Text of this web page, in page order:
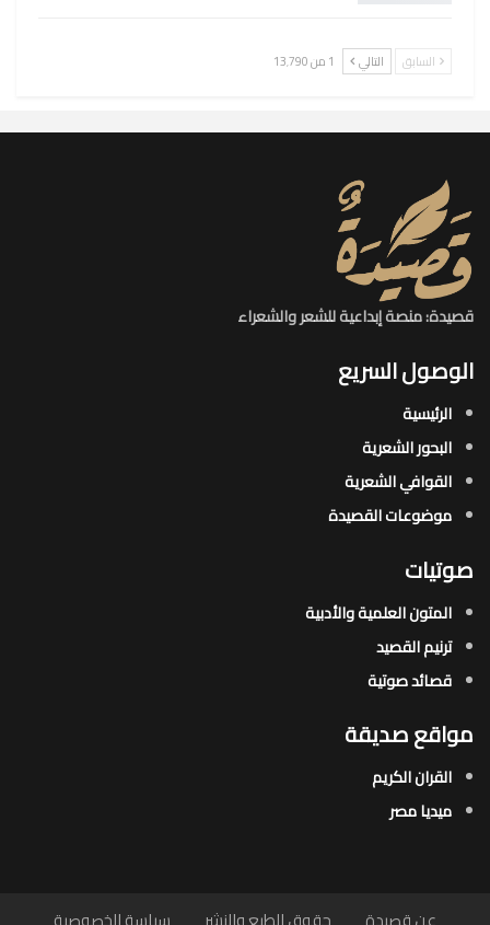
السابق التالي 1 من 13٬790
قصيدة: منصة إبداعية للشعر والشعراء
الوصول السريع
الرئيسية
البحور الشعرية​
القوافي الشعرية​
موضوعات القصيدة​
صوتيات
المتون العلمية والأدبية
ترنيم القصيد
قصائد صوتية
مواقع صديقة
القران الكريم
ميديا مصر